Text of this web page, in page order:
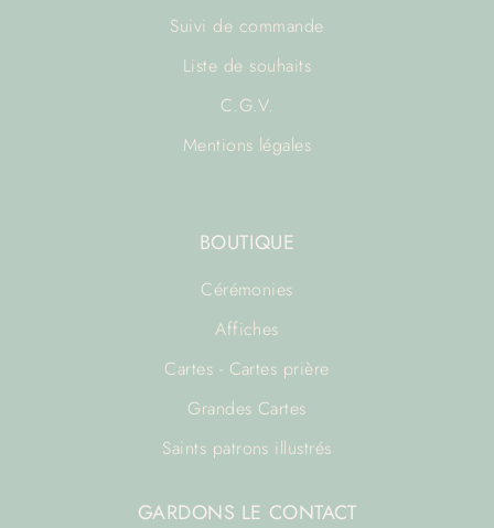
Suivi de commande
Liste de souhaits
C.G.V.
Mentions légales
BOUTIQUE
Cérémonies
Affiches
Cartes - Cartes prière
Grandes Cartes
Saints patrons illustrés
GARDONS LE CONTACT